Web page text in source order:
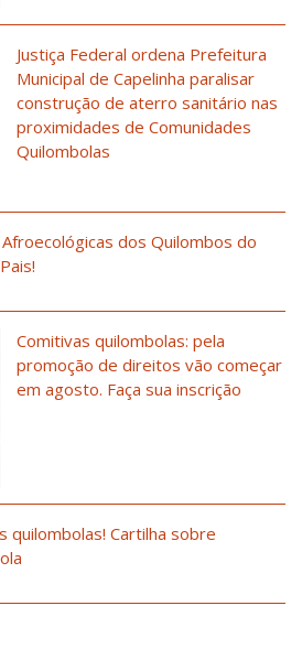
Justiça Federal ordena Prefeitura
Municipal de Capelinha paralisar
construção de aterro sanitário nas
proximidades de Comunidades
Quilombolas
dos Quilombos do
Comitivas quilombolas: pela
promoção de direitos vão começar
em agosto. Faça sua inscrição
quilombolas! Cartilha sobre